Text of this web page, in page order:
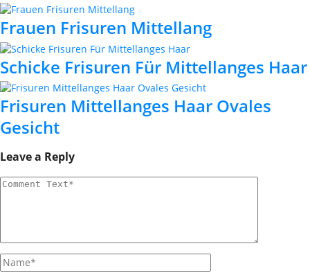
Frauen Frisuren Mittellang
Schicke Frisuren Für Mittellanges Haar
Frisuren Mittellanges Haar Ovales
Gesicht
Leave a Reply